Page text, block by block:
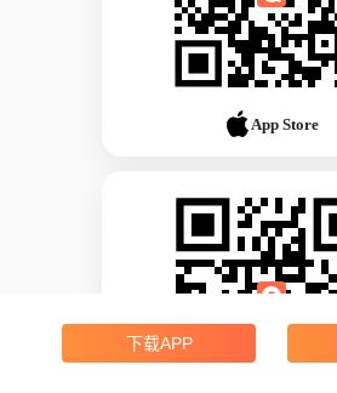
App Store
下载APP